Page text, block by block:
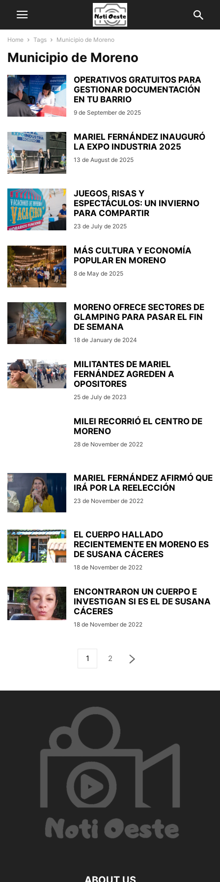
Home Tags Municipio de Moreno
Municipio de Moreno
OPERATIVOS GRATUITOS PARA
GESTIONAR DOCUMENTACIÓN
EN TU BARRIO
9 de September de 2025
MARIEL FERNÁNDEZ INAUGURÓ
LA EXPO INDUSTRIA 2025
13 de August de 2025
JUEGOS, RISAS Y
ESPECTÁCULOS: UN INVIERNO
PARA COMPARTIR
23 de July de 2025
MÁS CULTURA Y ECONOMÍA
POPULAR EN MORENO
8 de May de 2025
MORENO OFRECE SECTORES DE
GLAMPING PARA PASAR EL FIN
DE SEMANA
18 de January de 2024
MILITANTES DE MARIEL
FERNÁNDEZ AGREDEN A
OPOSITORES
25 de July de 2023
MILEI RECORRIÓ EL CENTRO DE
MORENO
28 de November de 2022
MARIEL FERNÁNDEZ AFIRMÓ QUE
IRÁ POR LA REELECCIÓN
23 de November de 2022
EL CUERPO HALLADO
RECIENTEMENTE EN MORENO ES
DE SUSANA CÁCERES
18 de November de 2022
ENCONTRARON UN CUERPO E
INVESTIGAN SI ES EL DE SUSANA
CÁCERES
18 de November de 2022
1 2